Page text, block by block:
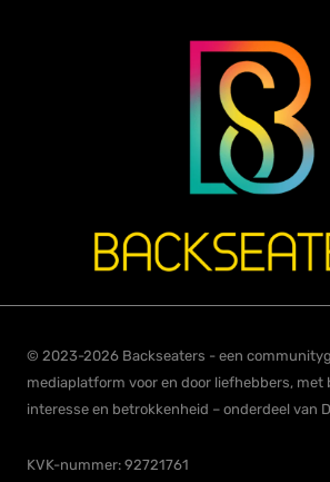
© 2023-2026 Backseaters - een
mediaplatform voor en door liefhebbers, met
interesse en betrokkenheid – onderdeel van
KVK-nummer: 92721761